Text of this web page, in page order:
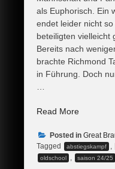
als Euphorisch. Ein
endet leider nicht
beteiligten vielleicht
Bereits nach
brachte Richmond
in Führung. Doch
Read More„Tor
dann
wieder
Tor,
Posted in Great
Tagged
abstiegskampf ,
oldschool , saison 24/25